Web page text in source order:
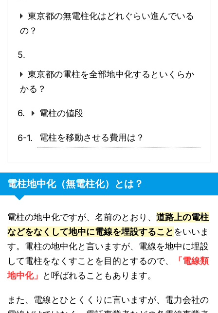
東京都の無電柱化はどれぐらい進んでいる
の？
東京都の電柱を全部地中化するといくらか
かる？
電柱の値段
電柱を移動させる費用は？
電柱地中化（無電柱化）とは？
電柱の地中化ですが、名前のとおり、 道路上の電柱
などをなくして地中に電線を埋設すること をいいま
す。電柱の地中化と言いますが、電線を地中に埋設
して電柱をなくすことを目的とするので、
「電線類
地中化」
と呼ばれることもあります。
また、電線とひとくくりに言いますが、電力会社の